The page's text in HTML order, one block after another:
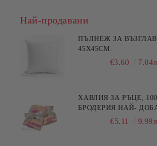
Най-продавани
ПЪЛНЕЖ ЗА
45X45СМ.
€3.60
ХАВЛИЯ ЗА РЪЦЕ,
БРОДЕРИЯ НАЙ-
МАЙКА/БАБА ,
€5.11